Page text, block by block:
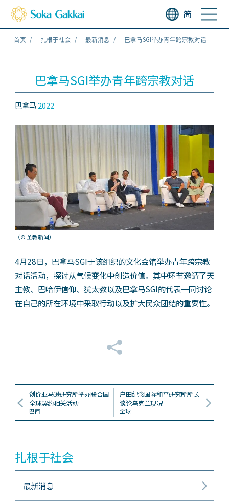
简
首页 扎根于社会 最新消息 巴拿马SGI举办青年跨宗教对话
巴拿马SGI举办青年跨宗教对话
巴拿马2022
（© 圣教新闻）
4月28日，巴拿马SGI于该组织的文化会馆举办青年跨宗教
对话活动，探讨从气候变化中创造价值。其中环节邀请了天
主教、巴哈伊信仰、犹太教以及巴拿马SGI的代表一同讨论
在自己的所在环境中采取行动以及扩大民众团结的重要性。
创价亚马逊研究所举办联合国
全球契约相关活动
巴西
户田纪念国际和平研究所所长
谈论乌克兰现况
全球
扎根于社会
最新消息